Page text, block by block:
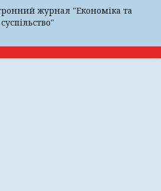
журнал "Економіка та
суспільство"